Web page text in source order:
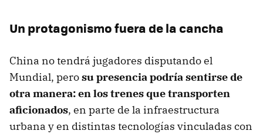
Un protagonismo fuera de la cancha
China no tendrá jugadores disputando el
Mundial, perosu presencia podría sentirse de
otra manera: en los trenes que transporten
aficionados, en parte de la infraestructura
urbana y en distintas tecnologías vinculadas con